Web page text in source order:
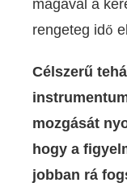
magával a
rengeteg idő
Célszerű
mozgását
hogy a
jobban rá